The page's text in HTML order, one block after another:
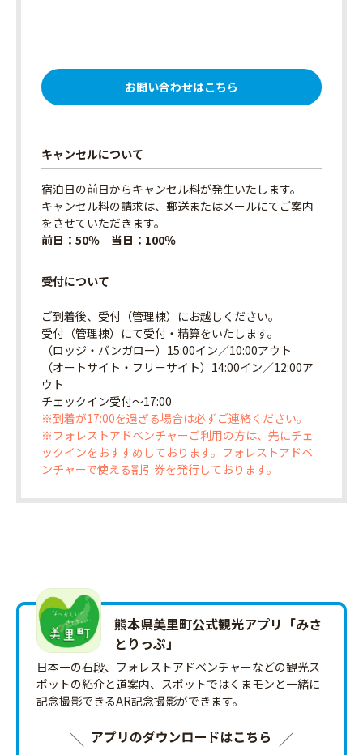
お問い合わせはこちら
キャンセルについて
宿泊日の前日からキャンセル料が発生いたします。
キャンセル料の請求は、郵送またはメールにてご案内
をさせていただきます。
前日：50％ 当日：100％
受付について
ご到着後、受付（管理棟）にお越しください。
受付（管理棟）にて受付・精算をいたします。
（ロッジ・バンガロー）15:00イン／10:00アウト
（オートサイト・フリーサイト）14:00イン／12:00ア
ウト
チェックイン受付〜17:00
※到着が17:00を過ぎる場合は必ずご連絡ください。
※フォレストアドベンチャーご利用の方は、先にチェ
ックインをおすすめしております。フォレストアドベ
ンチャーで使える割引券を発行しております。
熊本県美里町公式観光アプリ「みさ
とりっ‪ぷ‬」
日本一の石段、フォレストアドベンチャーなどの観光ス
ポットの紹介と道案内、スポットではくまモンと一緒に
記念撮影できるAR記念撮影ができます。